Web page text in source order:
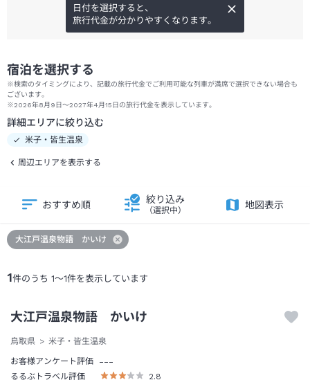
日付を選択すると、
旅行代金が分かりやすくなります。
宿泊を選択する
※検索のタイミングにより、記載の旅行代金でご利用可能な列車が満席で選択できない場合も
ございます。
※2026年8月9日～2027年4月15日の旅行代金を表示しています。
詳細エリアに絞り込む
米子・皆生温泉
周辺エリアを表示する
1件のうち 1～1件を表示しています
おすすめ順 絞り込み
（選択中）
地図表示
大江戸温泉物語 かいけ
大江戸温泉物語 かいけ
鳥取県 米子・皆生温泉
お客様アンケート評価 ---
るるぶトラベル評価 2.8